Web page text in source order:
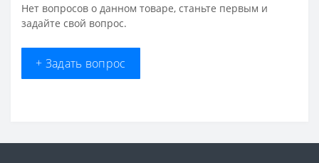
Нет вопросов о данном товаре, станьте первым и
задайте свой вопрос.
+ Задать вопрос